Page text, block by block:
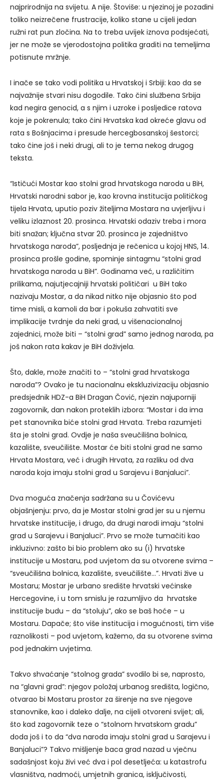
najprirodnija na svijetu. A nije. Štoviše: u njezinoj je pozadini
toliko neizrečene frustracije, koliko stane u cijeli jedan
ružni rat pun zločina. Na to treba uvijek iznova podsjećati,
jer ne može se vjerodostojna politika graditi na temeljima
potisnute mržnje.
I inače se tako vodi politika u Hrvatskoj i Srbiji: kao da se
najvažnije stvari nisu dogodile. Tako čini službena Srbija
kad negira genocid, a s njim i uzroke i posljedice ratova
koje je pokrenula; tako čini Hrvatska kad okreće glavu od
rata s Bošnjacima i presude hercegbosanskoj šestorci;
tako čine još i neki drugi, ali to je tema nekog drugog
teksta.
“Ističući Mostar kao stolni grad hrvatskoga naroda u BiH,
Hrvatski narodni sabor je, kao krovna institucija političkog
tijela Hrvata, uputio poziv žiteljima Mostara na uvjerljivu i
veliku izlaznost 20. prosinca. Hrvatski odaziv treba i mora
biti snažan; ključna stvar 20. prosinca je zajedništvo
hrvatskoga naroda”, posljednja je rečenica u kojoj HNS, 14.
prosinca prošle godine, spominje sintagmu “stolni grad
hrvatskoga naroda u BiH”. Godinama već, u različitim
prilikama, najutjecajniji hrvatski političari u BiH tako
nazivaju Mostar, a da nikad nitko nije objasnio što pod
time misli, a kamoli da bar i pokuša zahvatiti sve
implikacije tvrdnje da neki grad, u višenacionalnoj
zajednici, može biti – “stolni grad” samo jednog naroda, pa
još nakon rata kakav je BiH doživjela.
Što, dakle, može značiti to – “stolni grad hrvatskoga
naroda”? Ovako je tu nacionalnu ekskluzivizaciju objasnio
predsjednik HDZ-a BiH Dragan Čović, njezin najuporniji
zagovornik, dan nakon proteklih izbora: “Mostar i da ima
pet stanovnika biće stolni grad Hrvata. Treba razumjeti
šta je stolni grad. Ovdje je naša sveučilišna bolnica,
kazalište, sveučilište. Mostar će biti stolni grad ne samo
Hrvata Mostara, već i drugih Hrvata, za razliku od dva
naroda koja imaju stolni grad u Sarajevu i Banjaluci”.
Dva moguća značenja sadržana su u Čovićevu
objašnjenju: prvo, da je Mostar stolni grad jer su u njemu
hrvatske institucije, i drugo, da drugi narodi imaju “stolni
grad u Sarajevu i Banjaluci”. Prvo se može tumačiti kao
inkluzivno: zašto bi bio problem ako su (i) hrvatske
institucije u Mostaru, pod uvjetom da su otvorene svima –
“sveučilišna bolnica, kazalište, sveučilište…”. Hrvati žive u
Mostaru; Mostar je urbano središte hrvatski većinske
Hercegovine, i u tom smislu je razumljivo da hrvatske
institucije budu – da “stoluju”, ako se baš hoće – u
Mostaru. Dapače; što više institucija i mogućnosti, tim više
raznolikosti – pod uvjetom, kažemo, da su otvorene svima
pod jednakim uvjetima.
Takvo shvaćanje “stolnog grada” svodilo bi se, naprosto,
na “glavni grad”: njegov položaj urbanog središta, logično,
otvarao bi Mostaru prostor za širenje na sve njegove
stanovnike, kao i daleko dalje, na cijeli otvoreni svijet; ali,
što kad zagovornik teze o “stolnom hrvatskom gradu”
doda još i to da “dva naroda imaju stolni grad u Sarajevu i
Banjaluci”? Takvo mišljenje baca grad nazad u vječnu
sadašnjost koju živi već dva i pol desetljeća: u katastrofu
vlasništva, nadmoći, umjetnih granica, isključivosti,